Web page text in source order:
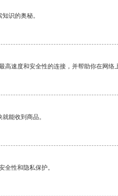
识的奥秘。
速度和安全性的连接，并帮助你在网络
能收到商品。
全性和隐私保护。